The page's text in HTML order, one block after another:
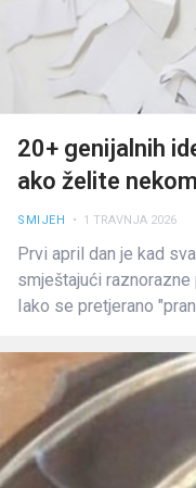
20+ genijalnih
ako želite
SMIJEH • 1 TRAVNJA 2026
Prvi april dan je kad
smještajući
Iako se pretjerano